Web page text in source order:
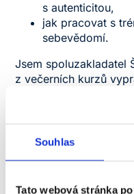
Souhlas
Tato webová stránka
s autenticitou,
jak pracovat s
sebevědomí.
Jsem spoluzakladatel
z večerních kurzů
aplikované
propojuji svět
v dokonalosti.